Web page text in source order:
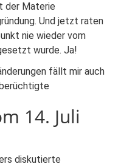
der Materie
Und jetzt raten
nie wieder vom
wurde. Ja!
fällt mir auch
14. Juli
diskutierte